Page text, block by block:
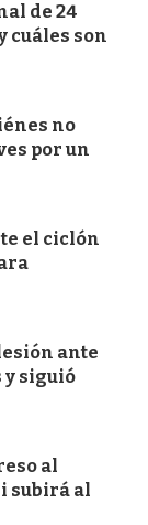
de 24
cuáles son
no
por un
el ciclón
ante
y siguió
al
subirá al